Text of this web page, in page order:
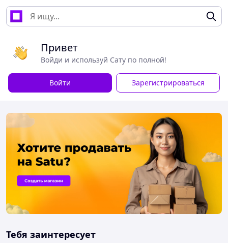
Привет
Войди и используй Сату по полной!
Войти Зарегистрироваться
Тебя заинтересует